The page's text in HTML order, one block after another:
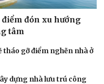
đón xu hướng
tâm
tháo gỡ điểm nghẽn nhà ở
dựng nhà lưu trú công